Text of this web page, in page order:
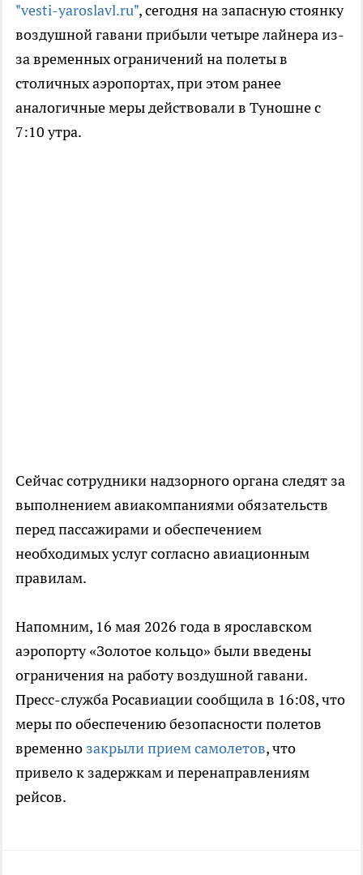
"vesti-yaroslavl.ru", сегодня на запасную стоянку
воздушной гавани прибыли четыре лайнера из-
за временных ограничений на полеты в
столичных аэропортах, при этом ранее
аналогичные меры действовали в Туношне с
7:10 утра.
Сейчас сотрудники надзорного органа следят за
выполнением авиакомпаниями обязательств
перед пассажирами и обеспечением
необходимых услуг согласно авиационным
правилам.
Напомним, 16 мая 2026 года в ярославском
аэропорту «Золотое кольцо» были введены
ограничения на работу воздушной гавани.
Пресс-служба Росавиации сообщила в 16:08, что
меры по обеспечению безопасности полетов
временно закрыли прием самолетов, что
привело к задержкам и перенаправлениям
рейсов.